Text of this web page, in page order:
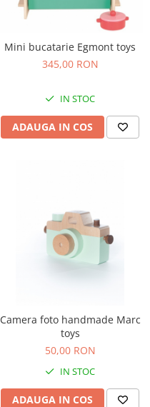
Mini bucatarie Egmont toys
345,00 RON
IN STOC
ADAUGA IN COS
Camera foto handmade Marc
toys
50,00 RON
IN STOC
ADAUGA IN COS